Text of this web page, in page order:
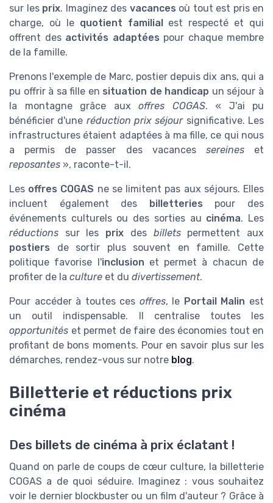
sur les prix. Imaginez des vacances où tout est pris en
charge, où le quotient familialest respecté et qui
offrent des activités adaptées pour chaque membre
de la famille.
Prenons l'exemple de Marc, postier depuis dix ans, qui a
pu offrir à sa fille en situation de handicap un séjour à
la montagne grâce aux offres COGAS. « J'ai pu
bénéficier d'une réduction prix séjoursignificative. Les
infrastructures étaient adaptées à ma fille, ce qui nous
a permis de passer des vacances sereineset
reposantes », raconte-t-il.
Les offres COGAS ne se limitent pas aux séjours. Elles
incluent également des billetteries pour des
événements culturels ou des sorties au cinéma. Les
réductions sur les prix des billetspermettent aux
postiers de sortir plus souvent en famille. Cette
politique favorise l'inclusion et permet à chacun de
profiter de la culture et du divertissement.
Pour accéder à toutes ces offres, le Portail Malin est
un outil indispensable. Il centralise toutes les
opportunités et permet de faire des économies tout en
profitant de bons moments. Pour en savoir plus sur les
démarches, rendez-vous sur notre blog.
Billetterie et réductions prix
cinéma
Des billets de cinéma à prix éclatant !
Quand on parle de coups de cœur culture, la billetterie
COGAS a de quoi séduire. Imaginez : vous souhaitez
voir le dernier blockbuster ou un film d'auteur ? Grâce à